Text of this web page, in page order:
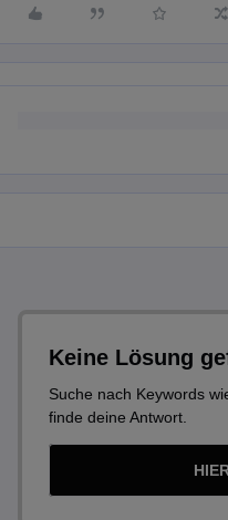
Keine Lösung
Suche nach Keywords
finde deine Antwort.